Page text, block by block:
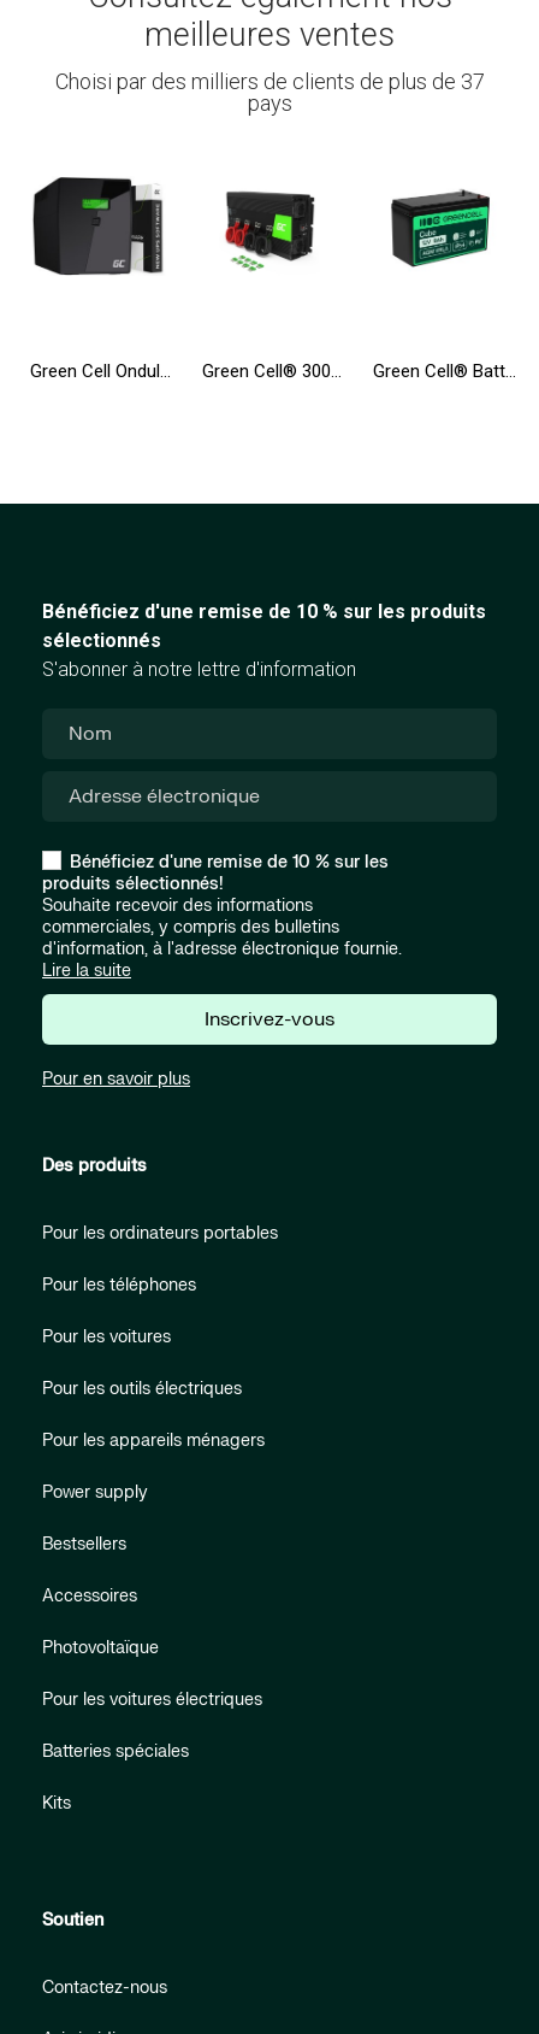
meilleures ventes
Choisi par des milliers de clients de plus de 37
pays
Green Cell Onduleur UPS 2000VA 1200W Alimentation d'énergie Non interruptible avec écran LCD + Nouveau Logiciel Green Cell® 3000W/6000W Convertisseur de Tension DC 12V AC 230V Onduleur Power Inverter Green Cell® Batterie AGM 12V 9Ah accumulateur pour UPS Système Batterie de secours Batterie de résérve
Bénéficiez d'une remise de 10 % sur les produits
sélectionnés
S'abonner à notre lettre d'information
Bénéficiez d'une remise de 10 % sur les
produits sélectionnés!
Souhaite recevoir des informations
commerciales, y compris des bulletins
d'information, à l'adresse électronique fournie.
Lire la suite
Inscrivez-vous
Pour en savoir plus
Des produits
Pour les ordinateurs portables
Pour les téléphones
Pour les voitures
Pour les outils électriques
Pour les appareils ménagers
Power supply
Bestsellers
Accessoires
Photovoltaïque
Pour les voitures électriques
Batteries spéciales
Kits
Soutien
Contactez-nous